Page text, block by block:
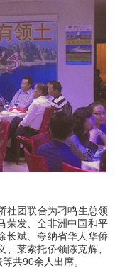
社团联合为刁鸣生总领
荣发、全非洲中国和平
长斌、夸纳省华人华侨
莱索托侨领陈克辉、
等共90余人出席。